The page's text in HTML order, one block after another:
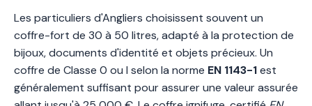
Les particuliers d'Angliers choisissent souvent un
coffre-fort de 30 à 50 litres, adapté à la protection de
bijoux, documents d'identité et objets précieux. Un
coffre de Classe 0 ou I selon la norme EN 1143-1est
généralement suffisant pour assurer une valeur assurée